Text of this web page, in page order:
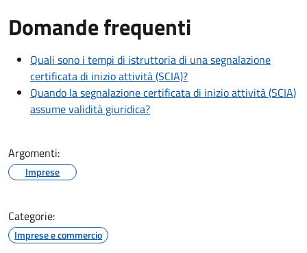
Domande frequenti
Quali sono i tempi di istruttoria di una segnalazione
certificata di inizio attività (SCIA)?
Quando la segnalazione certificata di inizio attività (SCIA)
assume validità giuridica?
Argomenti:
Imprese
Categorie:
Imprese e commercio